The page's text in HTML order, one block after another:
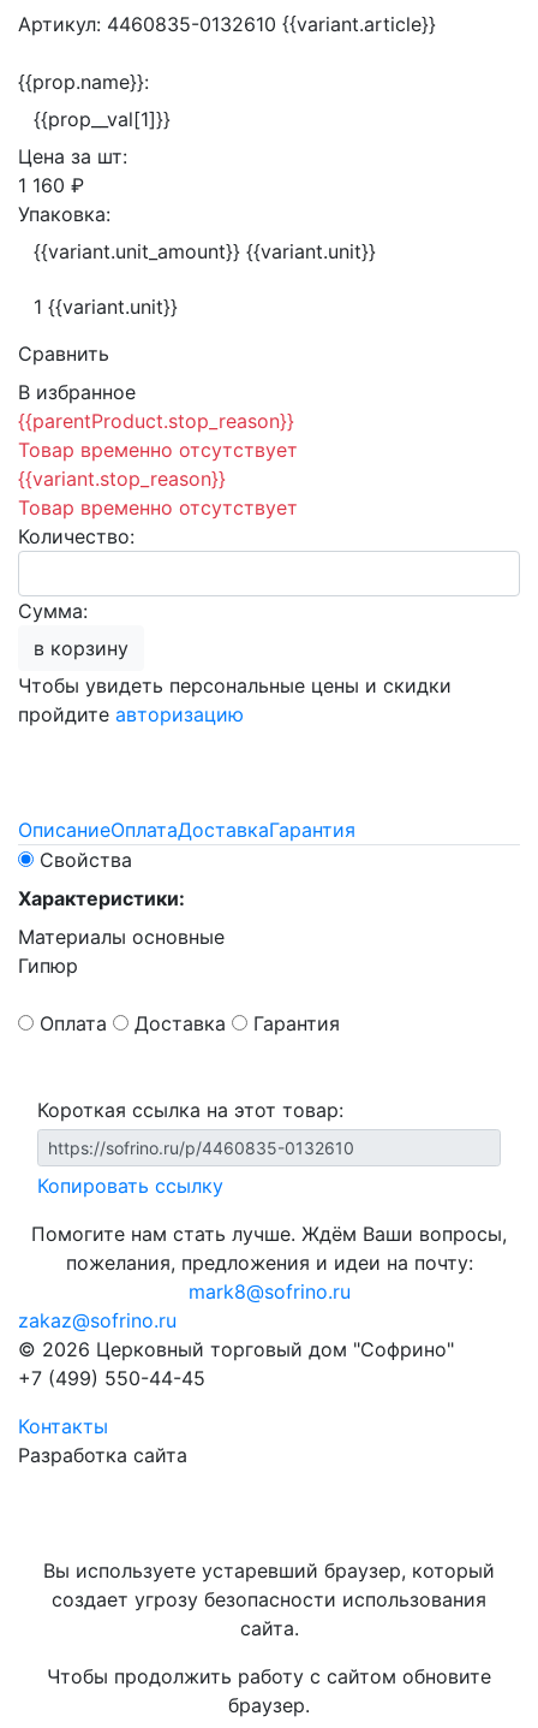
Артикул: 4460835-0132610 {{variant.article}}
{{prop.name}}:
{{prop__val[1]}}
Цена за шт:
1 160 ₽
Упаковка:
{{variant.unit_amount}} {{variant.unit}}
1 {{variant.unit}}
Сравнить
В избранное
{{parentProduct.stop_reason}}
Товар временно отсутствует
{{variant.stop_reason}}
Товар временно отсутствует
Количество:
Сумма:
в корзину
Чтобы увидеть персональные цены и скидки
пройдите авторизацию
ОписаниеОплатаДоставкаГарантия
Свойства
Характеристики:
Материалы основные
Гипюр
Оплата Доставка Гарантия
Короткая ссылка на этот товар:
Копировать ссылку
Помогите нам стать лучше. Ждём Ваши вопросы,
пожелания, предложения и идеи на почту:
mark8@sofrino.ru
zakaz@sofrino.ru
© 2026 Церковный торговый дом "Софрино"
+7 (499) 550-44-45
Контакты
Разработка сайта
Вы используете устаревший браузер, который
создает угрозу безопасности использования
сайта.
Чтобы продолжить работу с сайтом обновите
браузер.